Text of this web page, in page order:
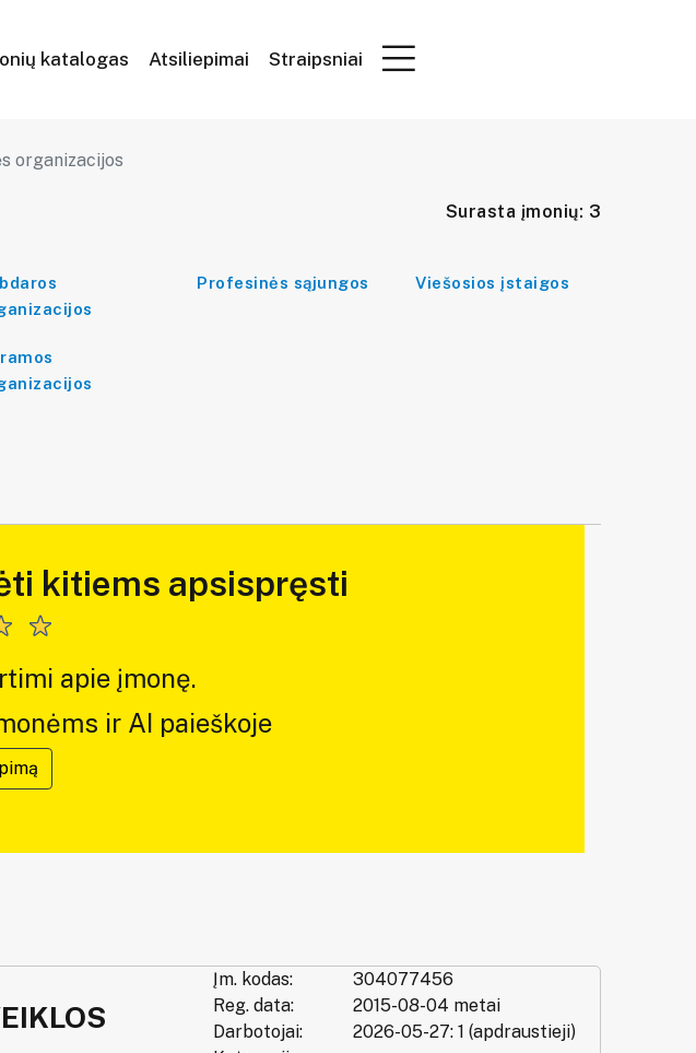
katalogas Atsiliepimai Straipsniai
organizacijos
Surasta įmonių: 3
Profesinės sąjungos Viešosios įstaigos
kitiems apsispręsti
apie įmonę.
ir AI paieškoje
Įm. kodas:
304077456
Reg. data:
2015-08-04 metai
Darbotojai:
2026-05-27: 1 (apdraustieji)